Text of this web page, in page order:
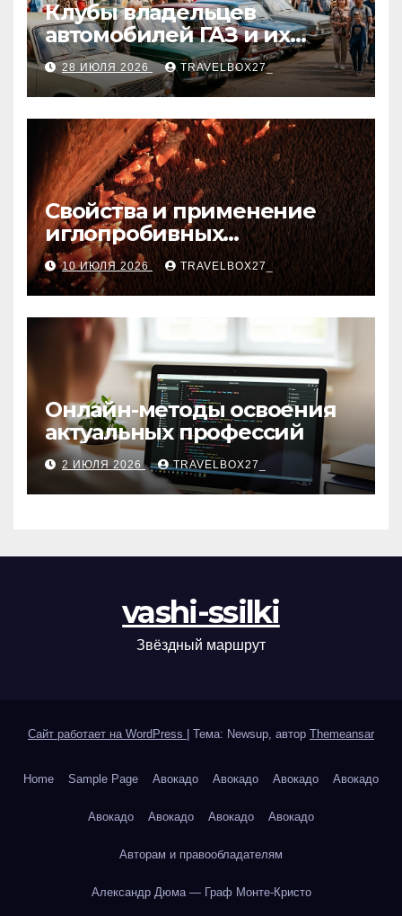
Клубы владельцев
автомобилей ГАЗ и их
мероприятия
28 ИЮЛЯ 2026 TRAVELBOX27_
Свойства и применение
иглопробивных
базальтовых огнеупорных
матов
10 ИЮЛЯ 2026 TRAVELBOX27_
Онлайн-методы освоения
актуальных профессий
2 ИЮЛЯ 2026 TRAVELBOX27_
vashi-ssilki
Звёздный маршрут
Сайт работает на WordPress | Тема: Newsup, автор Themeansar
Home Sample Page Авокадо Авокадо Авокадо Авокадо
Авокадо Авокадо Авокадо Авокадо
Авторам и правообладателям
Александр Дюма — Граф Монте-Кристо